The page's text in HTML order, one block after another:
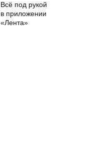
Всё под рукой
в приложении
«Лента»